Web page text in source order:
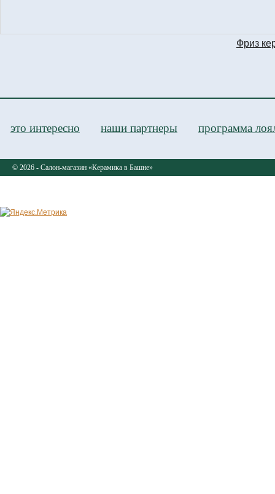
Фриз
это интересно наши партнеры программа
© 2026 - Салон-магазин «Керамика в Башне»